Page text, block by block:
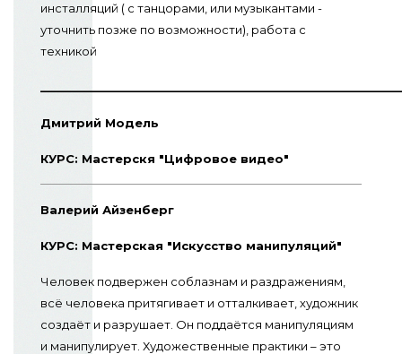
инсталляций ( с танцорами, или музыкантами -
уточнить позже по возможности), работа с
техникой
Дмитрий Модель
КУРС: Мастерскя "Цифровое видео"
Валерий Айзенберг
КУРС: Мастерская "Искусство манипуляций"
Человек подвержен соблазнам и раздражениям,
всё человека притягивает и отталкивает, художник
создаёт и разрушает. Он поддаётся манипуляциям
и манипулирует. Художественные практики – это